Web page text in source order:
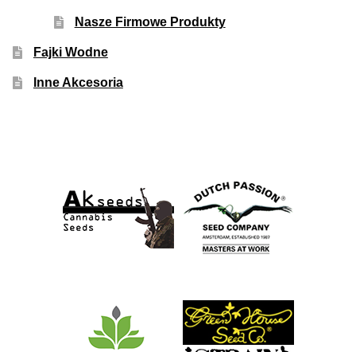
Nasze Firmowe Produkty
Fajki Wodne
Inne Akcesoria